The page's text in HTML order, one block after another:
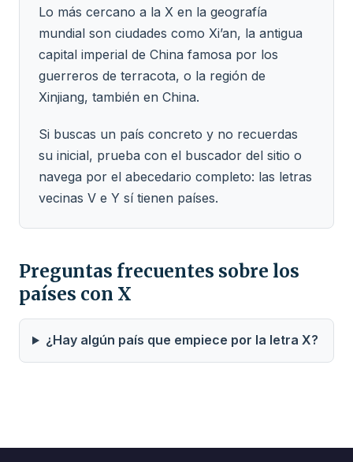
Lo más cercano a la X en la geografía
mundial son ciudades como Xi’an, la antigua
capital imperial de China famosa por los
guerreros de terracota, o la región de
Xinjiang, también en China.
Si buscas un país concreto y no recuerdas
su inicial, prueba con el buscador del sitio o
navega por el abecedario completo: las letras
vecinas V e Y sí tienen países.
Preguntas frecuentes sobre los
países con X
¿Hay algún país que empiece por la letra X?